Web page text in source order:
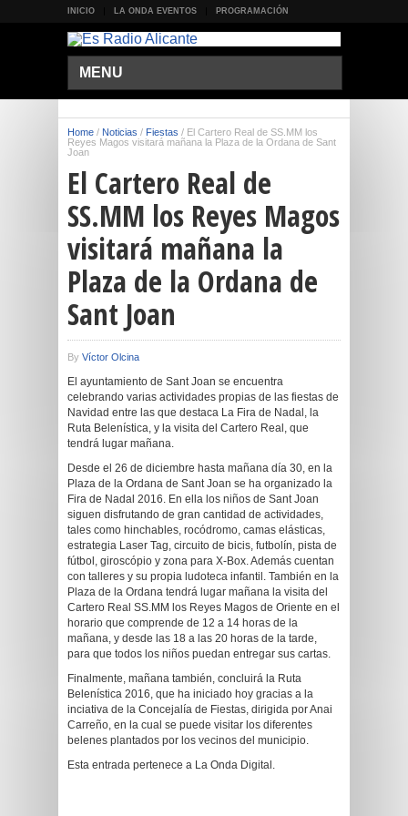
INICIO LA ONDA EVENTOS PROGRAMACIÓN
MENU
Home / Noticias / Fiestas / El Cartero Real de SS.MM los
Reyes Magos visitará mañana la Plaza de la Ordana de Sant
Joan
El Cartero Real de
SS.MM los Reyes Magos
visitará mañana la
Plaza de la Ordana de
Sant Joan
By Víctor Olcina
El ayuntamiento de Sant Joan se encuentra
celebrando varias actividades propias de las fiestas de
Navidad entre las que destaca La Fira de Nadal, la
Ruta Belenística, y la visita del Cartero Real, que
tendrá lugar mañana.
Desde el 26 de diciembre hasta mañana día 30, en la
Plaza de la Ordana de Sant Joan se ha organizado la
Fira de Nadal 2016. En ella los niños de Sant Joan
siguen disfrutando de gran cantidad de actividades,
tales como hinchables, rocódromo, camas elásticas,
estrategia Laser Tag, circuito de bicis, futbolín, pista de
fútbol, giroscópio y zona para X-Box. Además cuentan
con talleres y su propia ludoteca infantil. También en la
Plaza de la Ordana tendrá lugar mañana la visita del
Cartero Real SS.MM los Reyes Magos de Oriente en el
horario que comprende de 12 a 14 horas de la
mañana, y desde las 18 a las 20 horas de la tarde,
para que todos los niños puedan entregar sus cartas.
Finalmente, mañana también, concluirá la Ruta
Belenística 2016, que ha iniciado hoy gracias a la
inciativa de la Concejalía de Fiestas, dirigida por Anai
Carreño, en la cual se puede visitar los diferentes
belenes plantados por los vecinos del municipio.
Esta entrada pertenece a La Onda Digital.